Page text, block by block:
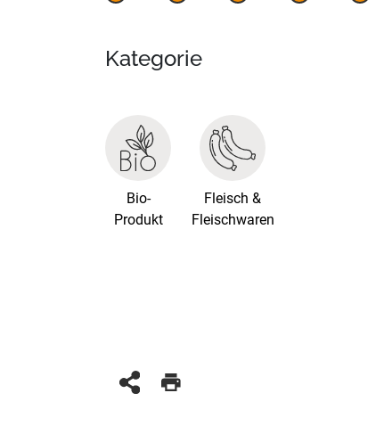
Kategorie
Bio-
Produkt
Fleisch &
Fleischwaren